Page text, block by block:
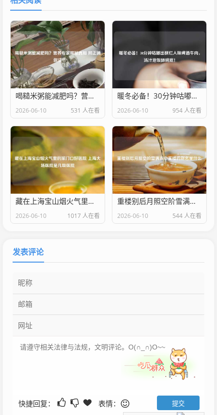
喝糙米粥能减肥吗？营养专家揭秘真相 附正确做法
2026-06-10 531 人在看
暖冬必备！30分钟咕嘟出酥烂入味啤酒牛肉，汤汁泡饭舔碗底！
2026-06-10 954 人在看
藏在上海宝山烟火气里的家门口好医院 上海大场医院是几级医院
2026-06-10 1017 人在看
重楼别后月照空阶雪满衣中重楼的别名是什么
2026-06-10 544 人在看
发表评论
快捷回复： 表情：